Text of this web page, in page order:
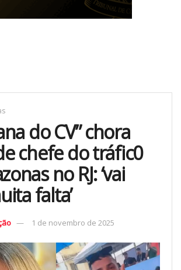
do CV” chora
chefe do tráfic0
no RJ: ‘vai
falta’
1 de novembro de 2025